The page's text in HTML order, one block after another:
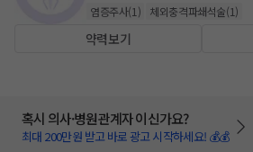
염증주사(1 ) 체외충격파쇄석술(1)
약력보기
혹시 의사·병원관계자 이신가요?
최대 200만원 받고 바로 광고 시작하세요! 💰💰